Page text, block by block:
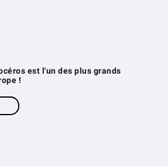
est l'un des plus grands
!